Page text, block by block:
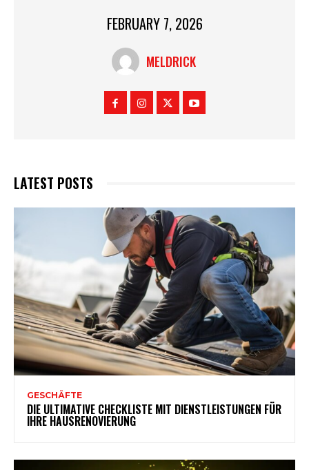
FEBRUARY 7, 2026
MELDRICK
LATEST POSTS
GESCHÄFTE
DIE ULTIMATIVE CHECKLISTE MIT DIENSTLEISTUNGEN FÜR
IHRE HAUSRENOVIERUNG